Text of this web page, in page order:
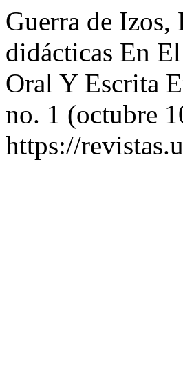
Guerra de Izos,
didácticas En
Oral Y Escrita
no. 1 (octubre
https://